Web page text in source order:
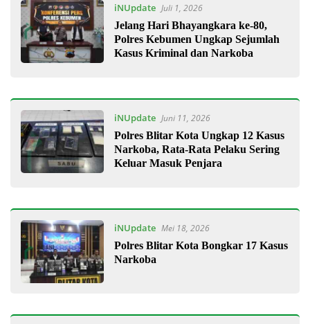
iNUpdate Juli 1, 2026
Jelang Hari Bhayangkara ke-80,
Polres Kebumen Ungkap Sejumlah
Kasus Kriminal dan Narkoba
iNUpdate Juni 11, 2026
Polres Blitar Kota Ungkap 12 Kasus
Narkoba, Rata-Rata Pelaku Sering
Keluar Masuk Penjara
iNUpdate Mei 18, 2026
Polres Blitar Kota Bongkar 17 Kasus
Narkoba